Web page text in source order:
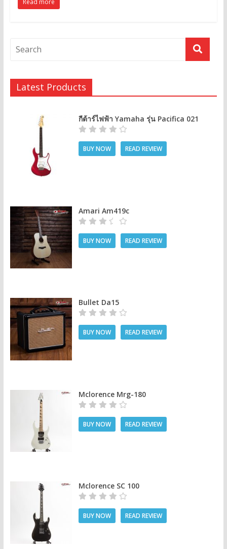
Read more
Latest Products
กีต้าร์ไฟฟ้า Yamaha รุ่น Pacifica 021
BUY NOW READ REVIEW
Amari Am419c
BUY NOW READ REVIEW
Bullet Da15
BUY NOW READ REVIEW
Mclorence Mrg-180
BUY NOW READ REVIEW
Mclorence SC 100
BUY NOW READ REVIEW